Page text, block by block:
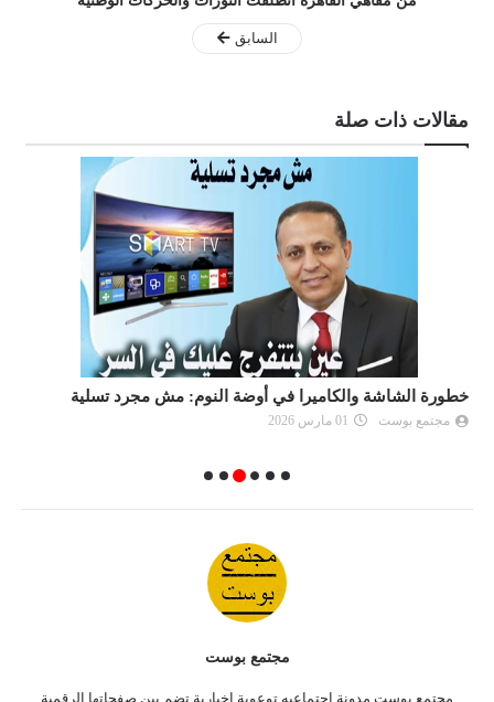
السابق
مقالات ذات صلة
خطورة الشاشة والكاميرا في أوضة النوم: مش مجرد تسلية
مجتمع بوست 01 مارس 2026
مجتمع بوست
مجتمع بوست مدونة اجتماعيه توعوية إخبارية تضم بين صفحاتها الرقمية